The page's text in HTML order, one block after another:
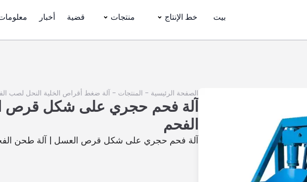
بيت خط الإنتاج منتجات قضية أخبار
الصفحة الرئيسية - المنتجات - آلة ضغط أقراص الخلية النحل لصب
آلة فحم حجري على شكل قرص
الفحم
آلة فحم حجري على شكل قرص العسل | آلة طحن